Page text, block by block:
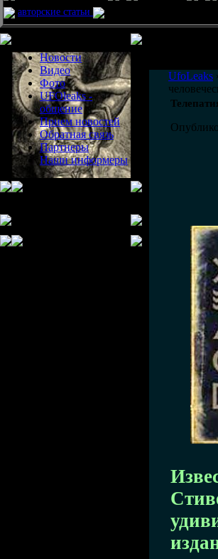
авторские статьи
Новости
Видео
Фото
UFOleaks -
общение
Прием новостей
Обратная связь
Партнеры
Наши информеры
UfoLeaks